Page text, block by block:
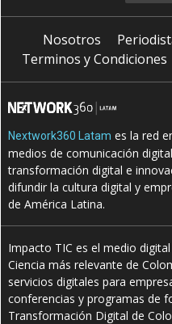
Nosotros
Terminos y Condiciones
Nextwork360 Latam es la red
medios de comunicación
transformación digital e
difundir la cultura digital y
de América Latina.
Impacto TIC es el medio
Ciencia más relevante de
servicios digitales para
conferencias y programas de
Transformación Digital de